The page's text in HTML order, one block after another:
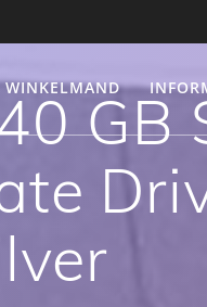
WINKELMANDGB